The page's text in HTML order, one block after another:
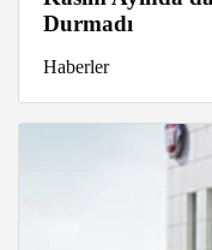
Durmadı
Haberler